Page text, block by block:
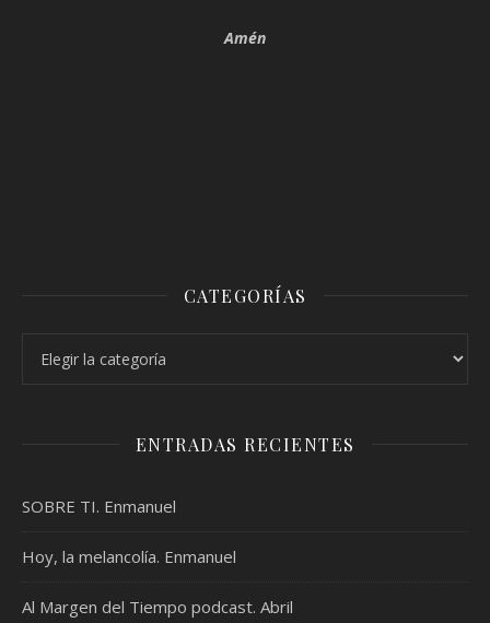
Amén
CATEGORÍAS
ENTRADAS RECIENTES
SOBRE TI. Enmanuel
Hoy, la melancolía. Enmanuel
Al Margen del Tiempo podcast. Abril